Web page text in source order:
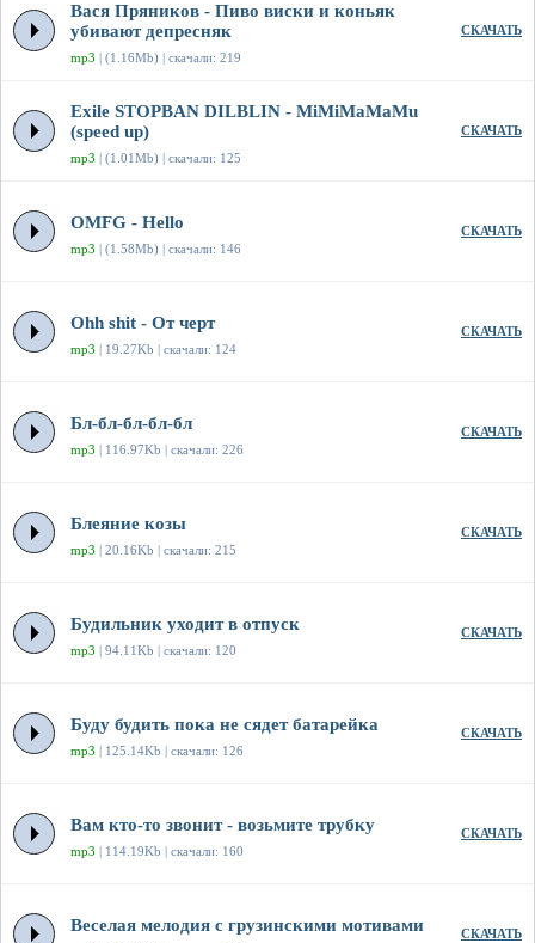
Вася Пряников - Пиво виски и коньяк
убивают депресняк
mp3 | (1.16Mb) | скачали: 219
СКАЧАТЬ
Exile STOPBAN DILBLIN - MiMiMaMaMu
(speed up)
mp3 | (1.01Mb) | скачали: 125
СКАЧАТЬ
OMFG - Hello
mp3 | (1.58Mb) | скачали: 146
СКАЧАТЬ
Ohh shit - От черт
mp3 | 19.27Kb | скачали: 124
СКАЧАТЬ
Бл-бл-бл-бл-бл
mp3 | 116.97Kb | скачали: 226
СКАЧАТЬ
Блеяние козы
mp3 | 20.16Kb | скачали: 215
СКАЧАТЬ
Будильник уходит в отпуск
mp3 | 94.11Kb | скачали: 120
СКАЧАТЬ
Буду будить пока не сядет батарейка
mp3 | 125.14Kb | скачали: 126
СКАЧАТЬ
Вам кто-то звонит - возьмите трубку
mp3 | 114.19Kb | скачали: 160
СКАЧАТЬ
Веселая мелодия с грузинскими мотивами СКАЧАТЬ